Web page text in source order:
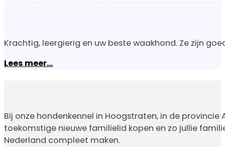
Krachtig, leergierig en uw beste waakhond. Ze zijn
Lees meer...
Bij onze hondenkennel in Hoogstraten, in de provincie
toekomstige nieuwe familielid kopen en zo jullie
Nederland compleet maken.